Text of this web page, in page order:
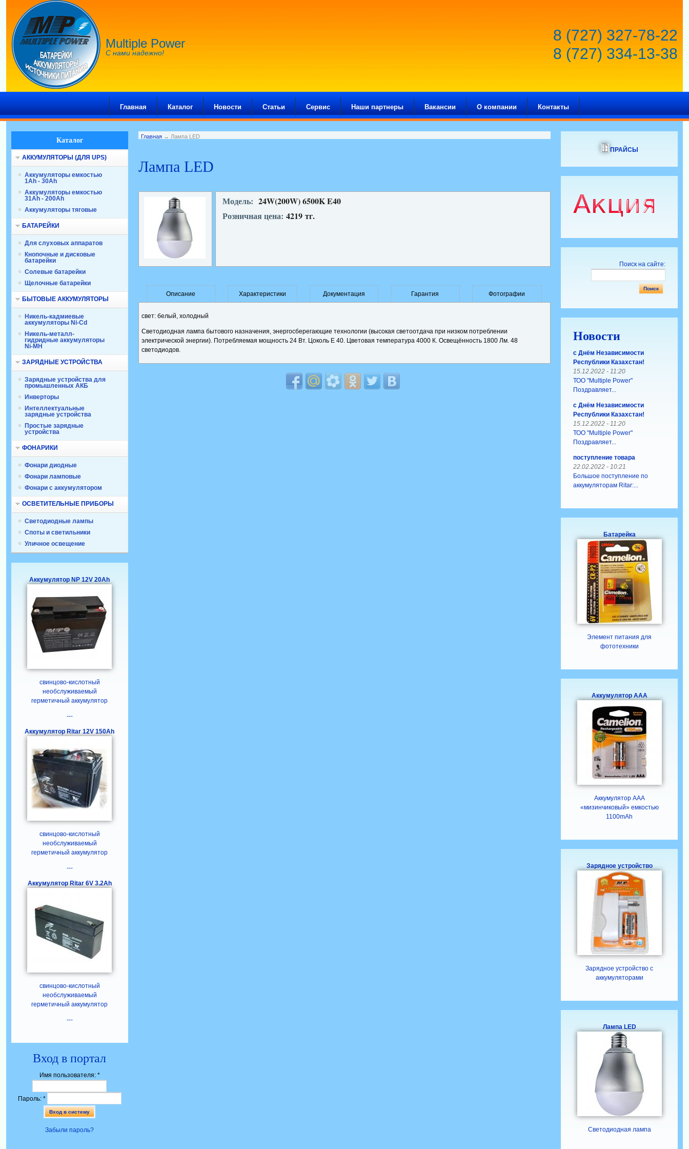
Multiple Power
С нами надежно!
8 (727) 327-78-22
8 (727) 334-13-38
Главная Каталог Новости Статьи Сервис Наши партнеры Вакансии О компании Контакты
Каталог
АККУМУЛЯТОРЫ (ДЛЯ UPS)
Аккумуляторы емкостью
1Ah - 30Ah
Аккумуляторы емкостью
31Ah - 200Ah
Аккумуляторы тяговые
БАТАРЕЙКИ
Для слуховых аппаратов
Кнопочные и дисковые
батарейки
Солевые батарейки
Щелочные батарейки
БЫТОВЫЕ АККУМУЛЯТОРЫ
Никель-кадмиевые
аккумуляторы Ni-Cd
Никель-металл-
гидридные аккумуляторы
Ni-MH
ЗАРЯДНЫЕ УСТРОЙСТВА
Зарядные устройства для
промышленных АКБ
Инверторы
Интеллектуальные
зарядные устройства
Простые зарядные
устройства
ФОНАРИКИ
Фонари диодные
Фонари ламповые
Фонари с аккумулятором
ОСВЕТИТЕЛЬНЫЕ ПРИБОРЫ
Светодиодные лампы
Споты и светильники
Уличное освещение
Аккумулятор NP 12V 20Ah
свинцово-кислотный
необслуживаемый
герметичный аккумулятор
---
Аккумулятор Ritar 12V 150Ah
свинцово-кислотный
необслуживаемый
герметичный аккумулятор
---
Аккумулятор Ritar 6V 3.2Ah
свинцово-кислотный
необслуживаемый
герметичный аккумулятор
---
Вход в портал
Имя пользователя: *
Пароль: *
Забыли пароль?
Главная→ Лампа LED
Лампа LED
Модель: 24W(200W) 6500K E40
Розничная цена: 4219тг.
Описание Характеристики Документация Гарантия Фотографии
свет: белый, холодный
Светодиодная лампа бытового назначения, энергосберегающие технологии (высокая светоотдача при низком потреблении
электрической энергии). Потребляемая мощность 24 Вт. Цоколь Е 40. Цветовая температура 4000 К. Освещённость 1800 Лм. 48
светодиодов.
ПРАЙСЫ
Поиск на сайте:
Новости
с Днём Независимости
Республики Казахстан!
15.12.2022 - 11:20
ТОО "Multiple Power"
Поздравляет...
с Днём Независимости
Республики Казахстан!
15.12.2022 - 11:20
ТОО "Multiple Power"
Поздравляет...
поступление товара
22.02.2022 - 10:21
Большое поступление по
аккумуляторам Ritar:...
Батарейка
Элемент питания для
фототехники
Аккумулятор ААA
Аккумулятор ААА
«мизинчиковый» емкостью
1100mAh
Зарядное устройство
Зарядное устройство с
аккумуляторами
Лампа LED
Светодиодная лампа